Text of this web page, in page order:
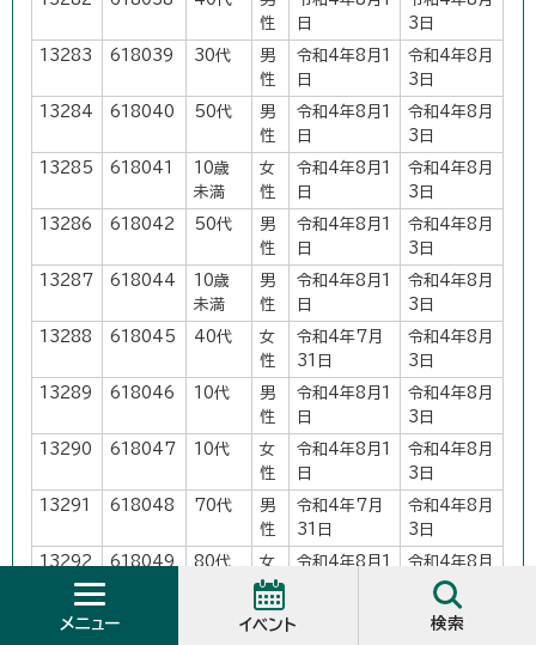
性
日
3日
13283 618039 30代
男
性
令和4年8月1
日
令和4年8月
3日
13284 618040 50代
男
性
令和4年8月1
日
令和4年8月
3日
13285 618041
10歳
未満
女
性
令和4年8月1
日
令和4年8月
3日
13286 618042 50代
男
性
令和4年8月1
日
令和4年8月
3日
13287 618044
10歳
未満
男
性
令和4年8月1
日
令和4年8月
3日
13288 618045 40代
女
性
令和4年7月
31日
令和4年8月
3日
13289 618046 10代
男
性
令和4年8月1
日
令和4年8月
3日
13290 618047 10代
女
性
令和4年8月1
日
令和4年8月
3日
13291 618048 70代
男
性
令和4年7月
31日
令和4年8月
3日
13292 618049 80代
女
性
令和4年8月1
令和4年8月
3日
13293 618050
女
令和4年8月
メニュー イベント 検索